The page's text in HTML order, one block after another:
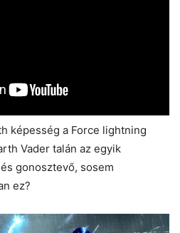
képesség a Force lightning
Vader talán az egyik
gonosztevő, sosem
ez?